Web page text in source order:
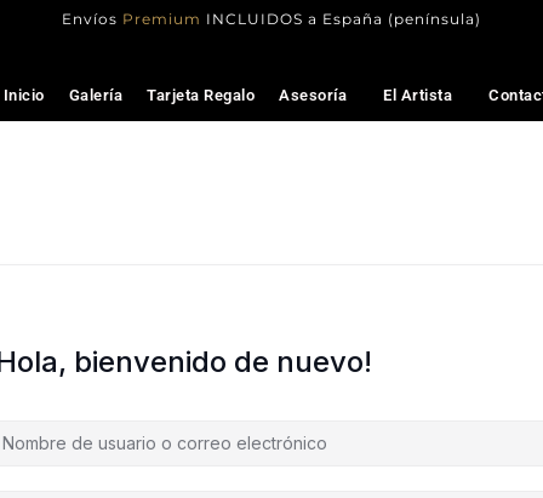
Envíos Premium INCLUIDOS a España (península)
Inicio Galería Tarjeta Regalo Asesoría El Artista
bienvenido de nuevo!